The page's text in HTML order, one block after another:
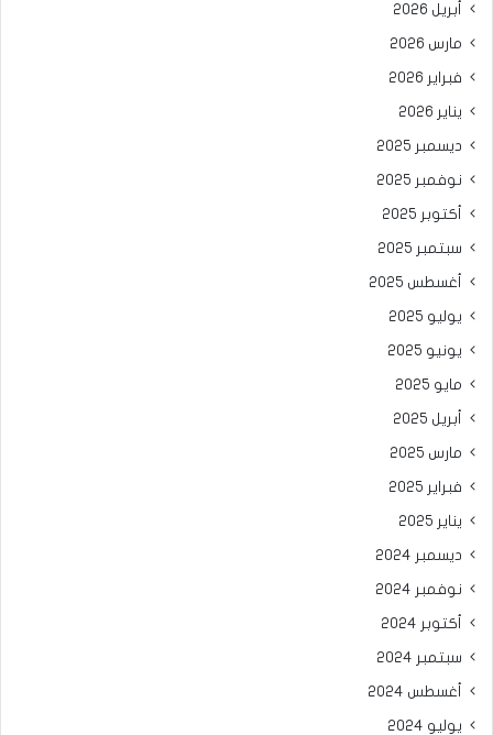
أبريل 2026
مارس 2026
فبراير 2026
يناير 2026
ديسمبر 2025
نوفمبر 2025
أكتوبر 2025
سبتمبر 2025
أغسطس 2025
يوليو 2025
يونيو 2025
مايو 2025
أبريل 2025
مارس 2025
فبراير 2025
يناير 2025
ديسمبر 2024
نوفمبر 2024
أكتوبر 2024
سبتمبر 2024
أغسطس 2024
يوليو 2024